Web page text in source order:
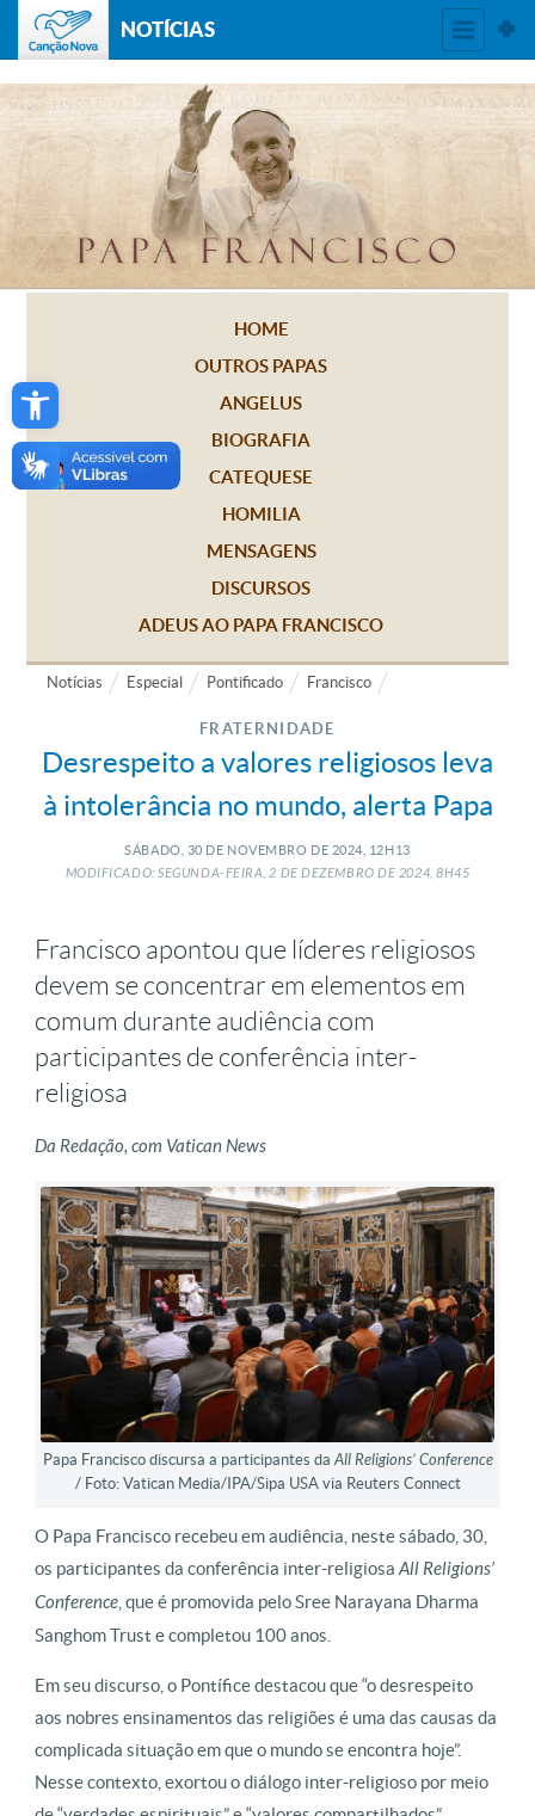
Open toolbar
NOTÍCIAS
HOME
OUTROS PAPAS
ANGELUS
BIOGRAFIA
CATEQUESE
HOMILIA
MENSAGENS
DISCURSOS
ADEUS AO PAPA FRANCISCO
Notícias Especial Pontificado Francisco
FRATERNIDADE
Desrespeito a valores religiosos leva
à intolerância no mundo, alerta Papa
SÁBADO, 30 DE NOVEMBRO DE 2024, 12H13
MODIFICADO: SEGUNDA-FEIRA, 2 DEDEZEMBRO DE 2024, 8H45
Francisco apontou que líderes religiosos
devem se concentrar em elementos em
comum durante audiência com
participantes de conferência inter-
religiosa
Da Redação, com Vatican News
Papa Francisco discursa a participantes da All Religions’ Conference
/ Foto: Vatican Media/IPA/Sipa USA via Reuters Connect
O Papa Francisco recebeu em audiência, neste sábado, 30,
os participantes da conferência inter-religiosa All Religions’
Conference , que é promovida pelo Sree Narayana Dharma
Sanghom Trust e completou 100 anos.
Em seu discurso, o Pontífice destacou que “o desrespeito
aos nobres ensinamentos das religiões é uma das causas da
complicada situação em que o mundo se encontra hoje”.
Nesse contexto, exortou o diálogo inter-religioso por meio